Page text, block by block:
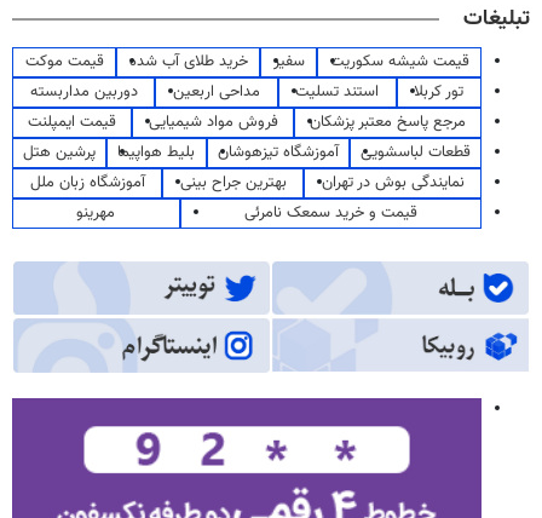
تبلیغات
قیمت شیشه سکوریت سفیر خرید طلای آب شده
قیمت موکت
تور کربلا
استند تسلیت مداحی اربعین
دوربین مداربسته
مرجع پاسخ معتبر پزشکان
فروش مواد شیمیایی
قیمت ایمپلنت
قطعات لباسشویی
آموزشگاه تیزهوشان بلیط هواپیما
پرشین هتل
نمایندگی بوش در تهران
بهترین جراح بینی
آموزشگاه زبان ملل
قیمت و خرید سمعک نامرئی
مهرینو